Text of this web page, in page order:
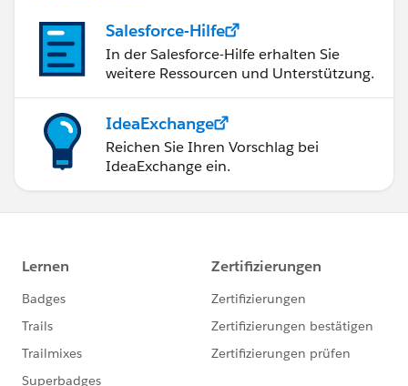
Salesforce-Hilfe
In der Salesforce-Hilfe erhalten Sie
weitere Ressourcen und Unterstützung.
IdeaExchange
Reichen Sie Ihren Vorschlag bei
IdeaExchange ein.